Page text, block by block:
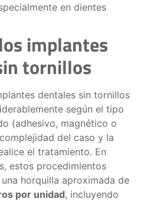
en dientes
implantes
tornillos
dentales sin tornillos
según el tipo
(adhesivo, magnético o
del caso y la
el tratamiento. En
estos procedimientos
horquilla aproximada de
por unidad, incluyendo